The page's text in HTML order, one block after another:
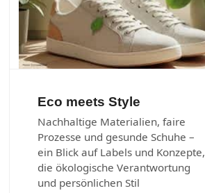
Eco meets Style
Nachhaltige Materialien, faire
Prozesse und gesunde Schuhe –
ein Blick auf Labels und Konzepte,
die ökologische Verantwortung
und persönlichen Stil